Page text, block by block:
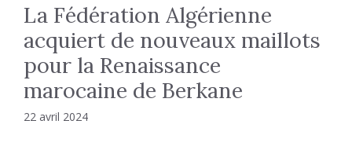
La Fédération Algérienne
acquiert de nouveaux maillots
pour la Renaissance
marocaine de Berkane
22 avril 2024